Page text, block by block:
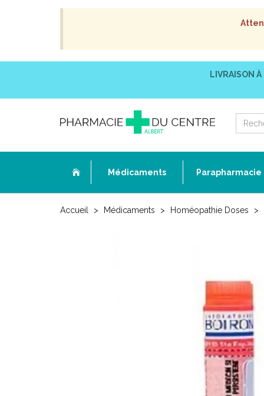
LIVRAISON À
Médicaments Parapharmacie
Accueil Médicaments Homéopathie Doses